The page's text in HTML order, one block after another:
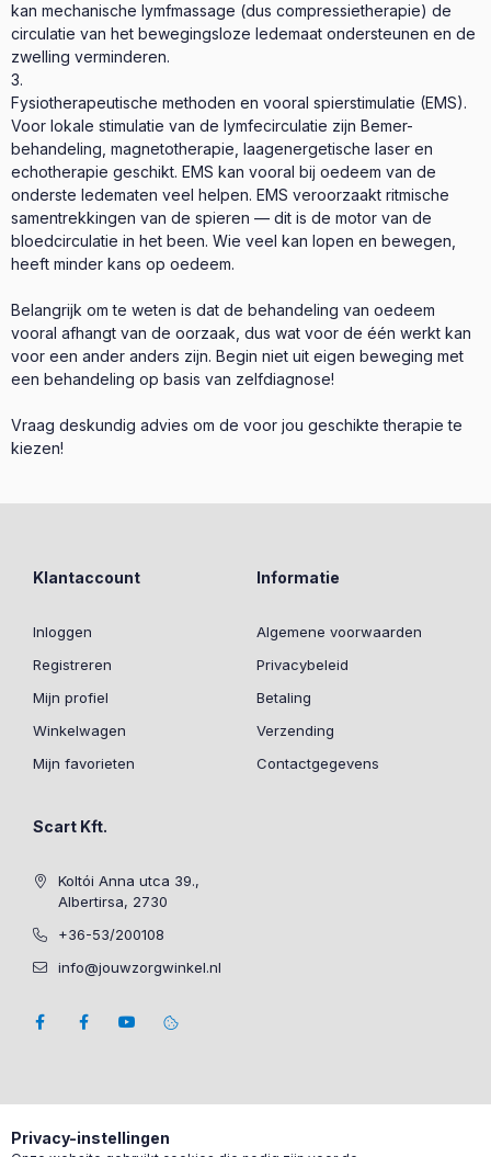
kan mechanische lymfmassage (dus compressietherapie) de
circulatie van het bewegingsloze ledemaat ondersteunen en de
zwelling verminderen.
Fysiotherapeutische methoden en vooral spierstimulatie (EMS).
Voor lokale stimulatie van de lymfecirculatie zijn Bemer-
behandeling, magnetotherapie, laagenergetische laser en
echotherapie geschikt. EMS kan vooral bij oedeem van de
onderste ledematen veel helpen. EMS veroorzaakt ritmische
samentrekkingen van de spieren — dit is de motor van de
bloedcirculatie in het been. Wie veel kan lopen en bewegen,
heeft minder kans op oedeem.
Belangrijk om te weten is dat de behandeling van oedeem
vooral afhangt van de oorzaak, dus wat voor de één werkt kan
voor een ander anders zijn. Begin niet uit eigen beweging met
een behandeling op basis van zelfdiagnose!
Vraag deskundig advies om de voor jou geschikte therapie te
kiezen!
Klantaccount
Inloggen
Registreren
Mijn profiel
Winkelwagen
Mijn favorieten
Informatie
Algemene voorwaarden
Privacybeleid
Betaling
Verzending
Contactgegevens
Scart Kft.
Koltói Anna utca 39.,
Albertirsa, 2730
+36-53/200108
info@jouwzorgwinkel.nl
Privacy-instellingen